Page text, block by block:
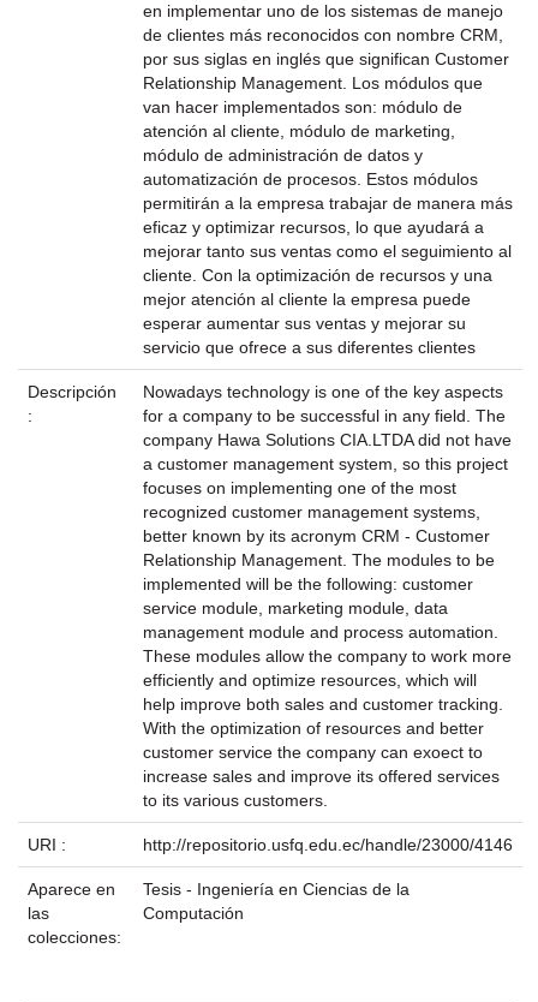
en implementar uno de los sistemas de manejo
de clientes más reconocidos con nombre CRM,
por sus siglas en inglés que significan Customer
Relationship Management. Los módulos que
van hacer implementados son: módulo de
atención al cliente, módulo de marketing,
módulo de administración de datos y
automatización de procesos. Estos módulos
permitirán a la empresa trabajar de manera más
eficaz y optimizar recursos, lo que ayudará a
mejorar tanto sus ventas como el seguimiento al
cliente. Con la optimización de recursos y una
mejor atención al cliente la empresa puede
esperar aumentar sus ventas y mejorar su
servicio que ofrece a sus diferentes clientes
Descripción
:
Nowadays technology is one of the key aspects
for a company to be successful in any field. The
company Hawa Solutions CIA.LTDA did not have
a customer management system, so this project
focuses on implementing one of the most
recognized customer management systems,
better known by its acronym CRM - Customer
Relationship Management. The modules to be
implemented will be the following: customer
service module, marketing module, data
management module and process automation.
These modules allow the company to work more
efficiently and optimize resources, which will
help improve both sales and customer tracking.
With the optimization of resources and better
customer service the company can exoect to
increase sales and improve its offered services
to its various customers.
URI : http://repositorio.usfq.edu.ec/handle/23000/4146
Aparece en
las
colecciones:
Tesis - Ingeniería en Ciencias de la
Computación